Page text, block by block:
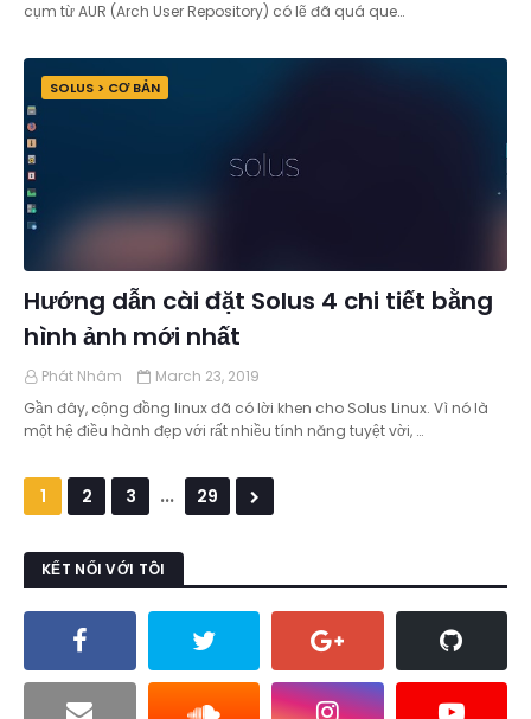
cụm từ AUR (Arch User Repository) có lẽ đã quá que…
SOLUS > CƠ BẢN
Hướng dẫn cài đặt Solus 4 chi tiết bằng
hình ảnh mới nhất
Phát Nhâm
March 23, 2019
Gần đây, cộng đồng linux đã có lời khen cho Solus Linux. Vì nó là
một hệ điều hành đẹp với rất nhiều tính năng tuyệt vời, …
1 2 3 ... 29
KẾT NỐI VỚI TÔI